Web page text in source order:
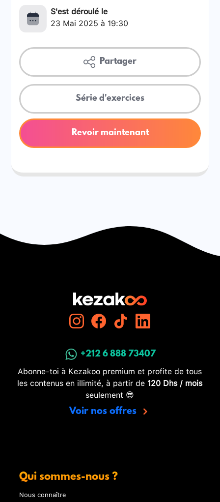
S'est déroulé le
23 Mai 2025 à 19:30
Partager
Série d'exercices
Revoir maintenant
+212 6 888 73407
Abonne-toi à Kezakoo premium et profite de tous
les contenus en illimité, à partir de 120 Dhs / mois
seulement 😎
Voir nos offres
Qui sommes-nous ?
Nous connaître